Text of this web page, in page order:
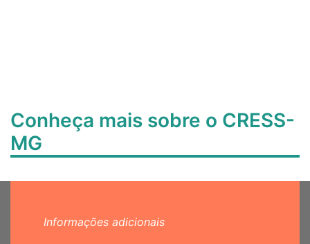
Conheça mais sobre o CRESS-
MG
Informações adicionais